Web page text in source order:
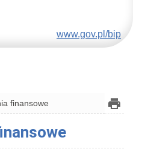
www.gov.pl/bip
finansowe